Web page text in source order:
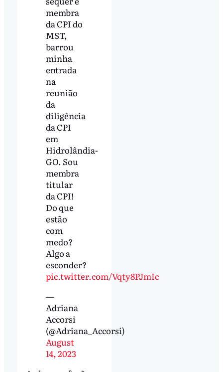
membra
da CPI do
MST,
barrou
minha
entrada
na
reunião
da
diligência
da CPI
em
Hidrolândia-
GO. Sou
membra
titular
da CPI!
Do que
estão
com
medo?
Algo a
esconder?
pic.twitter.com/Vqty8PJmIc
—
Adriana
Accorsi
(@Adriana_Accorsi)
August
14, 2023